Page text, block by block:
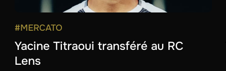
#MERCATO
Yacine Titraoui transféré au RC
Lens